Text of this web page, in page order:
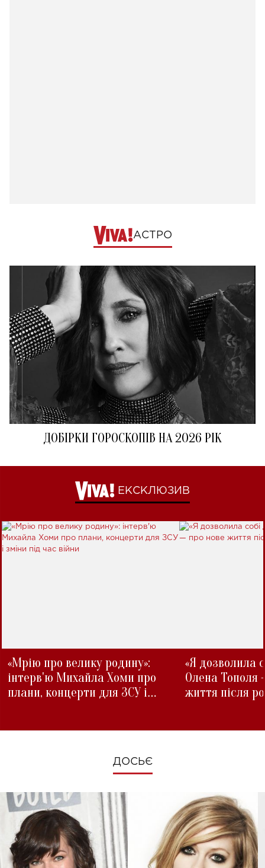
АСТРО
ДОБІРКИ ГОРОСКОПІВ НА 2026 РІК
ЕКСКЛЮЗИВ
«Мрію про велику родину»:
інтерв'ю Михайла Хоми про
плани, концерти для ЗСУ і
«Я дозволила
Олена Тополя
життя після
ДОСЬЄ